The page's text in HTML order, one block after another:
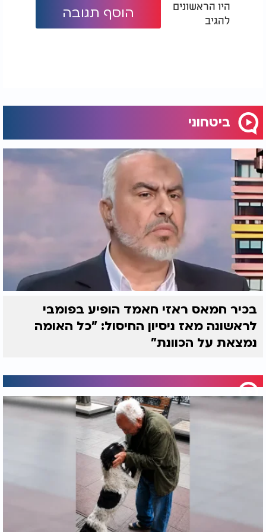
היו הראשונים
להגיב
הוסף תגובה
ביטחוני
בכיר חמאס ראזי חאמד הופיע בפומבי
לראשונה מאז ניסיון החיסול: "כל האומה
נמצאת על הכוונת"